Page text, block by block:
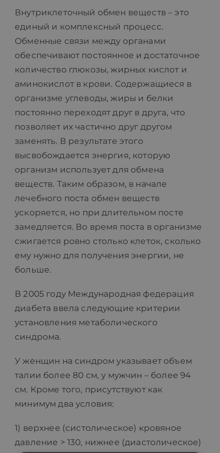
Внутриклеточный обмен веществ – это
единый и комплексный процесс.
Обменные связи между органами
обеспечивают постоянное и достаточное
количество глюкозы, жирных кислот и
аминокислот в крови. Содержащиеся в
организме углеводы, жиры и белки
постоянно переходят друг в друга, что
позволяет их частично друг другом
заменять. В результате этого
высвобождается энергия, которую
организм использует для обмена
веществ. Таким образом, в начале
лечебного поста обмен веществ
ускоряется, но при длительном посте
замедляется. Во время поста в организме
сжигается ровно столько клеток, сколько
ему нужно для получения энергии, не
больше.
В 2005 году Международная федерация
диабета ввела следующие критерии
установления метаболического
синдрома.
У женщин на синдром указывает объем
талии более 80 см, у мужчин – более 94
см. Кроме того, присутствуют как
минимум два условия:
1) верхнее (систолическое) кровяное
давление > 130, нижнее (диастолическое)